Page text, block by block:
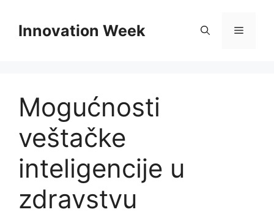
contentInnovation Week Menu
Mogućnosti
veštačke
inteligencije u
zdravstvu